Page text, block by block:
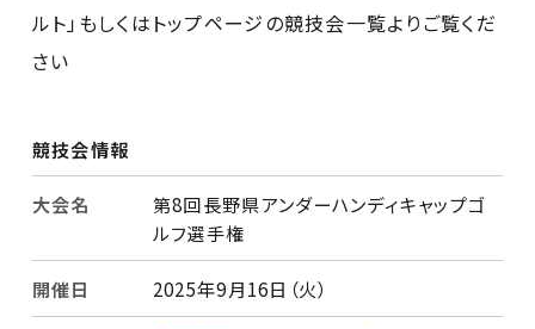
ルト」もしくはトップページの競技会一覧よりご覧くだ
さい
競技会情報
大会名
第8回長野県アンダーハンディキャップゴ
ルフ選手権
開催日 2025年9月16日（火）